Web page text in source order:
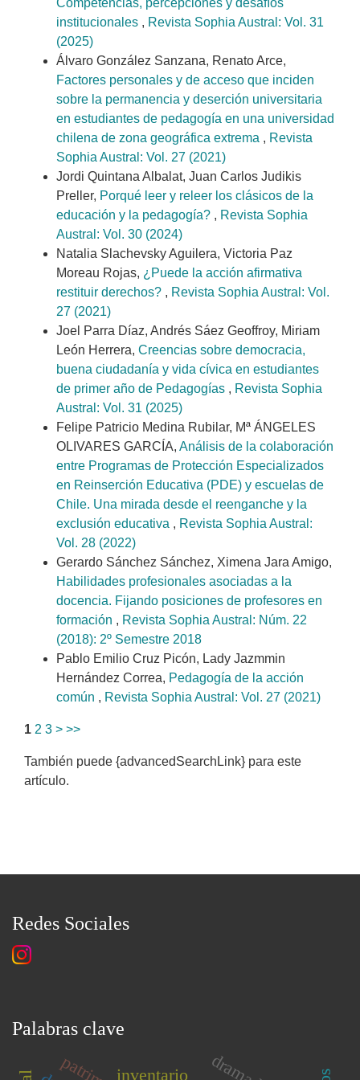
Competencias, percepciones y desafíos
institucionales , Revista Sophia Austral: Vol. 31
(2025)
Álvaro González Sanzana, Renato Arce,
Factores personales y de acceso que inciden
sobre la permanencia y deserción universitaria
en estudiantes de pedagogía en una universidad
chilena de zona geográfica extrema , Revista
Sophia Austral: Vol. 27 (2021)
Jordi Quintana Albalat, Juan Carlos Judikis
Preller, Porqué leer y releer los clásicos de la
educación y la pedagogía? , Revista Sophia
Austral: Vol. 30 (2024)
Natalia Slachevsky Aguilera, Victoria Paz
Moreau Rojas, ¿Puede la acción afirmativa
restituir derechos? , Revista Sophia Austral: Vol.
27 (2021)
Joel Parra Díaz, Andrés Sáez Geoffroy, Miriam
León Herrera, Creencias sobre democracia,
buena ciudadanía y vida cívica en estudiantes
de primer año de Pedagogías , Revista Sophia
Austral: Vol. 31 (2025)
Felipe Patricio Medina Rubilar, Mª ÁNGELES
OLIVARES GARCÍA, Análisis de la colaboración
entre Programas de Protección Especializados
en Reinserción Educativa (PDE) y escuelas de
Chile. Una mirada desde el reenganche y la
exclusión educativa , Revista Sophia Austral:
Vol. 28 (2022)
Gerardo Sánchez Sánchez, Ximena Jara Amigo,
Habilidades profesionales asociadas a la
docencia. Fijando posiciones de profesores en
formación , Revista Sophia Austral: Núm. 22
(2018): 2º Semestre 2018
Pablo Emilio Cruz Picón, Lady Jazmmin
Hernández Correa, Pedagogía de la acción
común , Revista Sophia Austral: Vol. 27 (2021)
1 2 3 > >>
También puede {advancedSearchLink} para este
artículo.
Redes Sociales
Palabras clave
inventario